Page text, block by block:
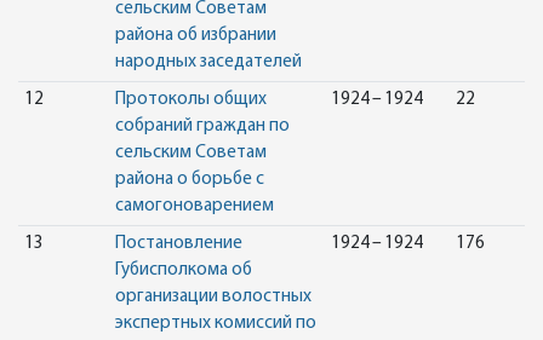
сельским Советам
района об избрании
народных заседателей
12
Протоколы общих
собраний граждан по
сельским Советам
района о борьбе с
самогоноварением
1924 – 1924 22
13
Постановление
Губисполкома об
организации волостных
экспертных комиссий по
1924 – 1924 176